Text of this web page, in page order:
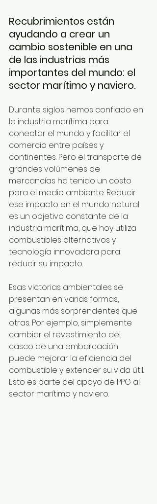
Recubrimientos están
ayudando a crear un
cambio sostenible en una
de las industrias más
importantes del mundo: el
sector marítimo y naviero.
Durante siglos hemos confiado en
la industria marítima para
conectar el mundo y facilitar el
comercio entre países y
continentes. Pero el transporte de
grandes volúmenes de
mercancías ha tenido un costo
para el medio ambiente. Reducir
ese impacto en el mundo natural
es un objetivo constante de la
industria marítima, que hoy utiliza
combustibles alternativos y
tecnología innovadora para
reducir su impacto.
Esas victorias ambientales se
presentan en varias formas,
algunas más sorprendentes que
otras. Por ejemplo, simplemente
cambiar el revestimiento del
casco de una embarcación
puede mejorar la eficiencia del
combustible y extender su vida útil.
Esto es parte del apoyo de PPG al
sector marítimo y naviero.